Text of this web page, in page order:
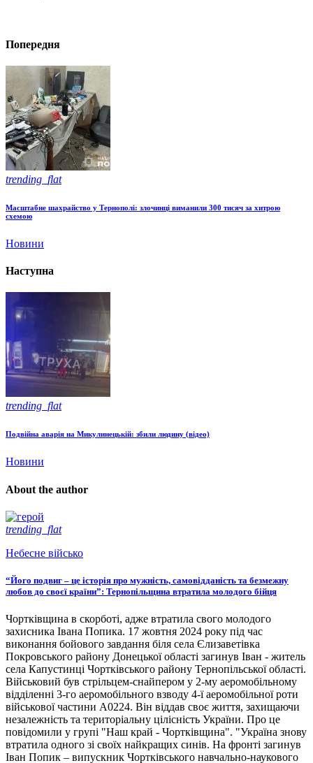
Попередня
trending_flat
Масштабне шахрайство у Тернополі: злочинці виманили 300 тисяч за хитрою
схемою
Новини
Наступна
trending_flat
Подвійна аварія на Микулинецькій: збили людину (відео)
Новини
About the author
trending_flat
Небесне військо
“Його подвиг – це історія про мужність, самовідданість та безмежну
любов до своєї країни”: Тернопільщина втратила молодого бійця
Чортківщина в скорботі, адже втратила свого молодого
захисника Івана Попика. 17 жовтня 2024 року під час
виконання бойового завдання біля села Єлизаветівка
Покровського району Донецької області загинув Іван - житель
села Капустинці Чортківського району Тернопільської області.
Військовий був стрільцем-снайпером у 2-му аеромобільному
відділенні 3-го аеромобільного взводу 4-ї аеромобільної роти
військової частини А0224. Він віддав своє життя, захищаючи
незалежність та територіальну цілісність України. Про це
повідомили у групі "Наш край - Чортківщина". "Україна знову
втратила одного зі своїх найкращих синів. На фронті загинув
Іван Попик – випускник Чортківського навчально-наукового